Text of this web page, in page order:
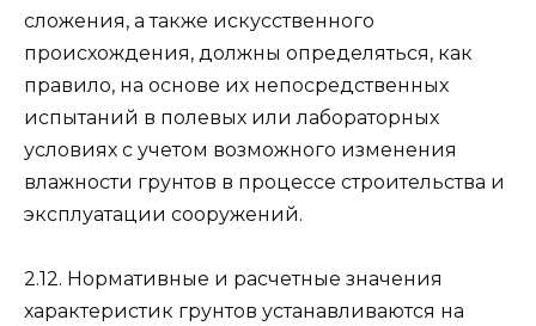
сложения, а также искусственного
происхождения, должны определяться, как
правило, на основе их непосредственных
испытаний в полевых или лабораторных
условиях с учетом возможного изменения
влажности грунтов в процессе строительства и
эксплуатации сооружений.
2.12. Нормативные и расчетные значения
характеристик грунтов устанавливаются на